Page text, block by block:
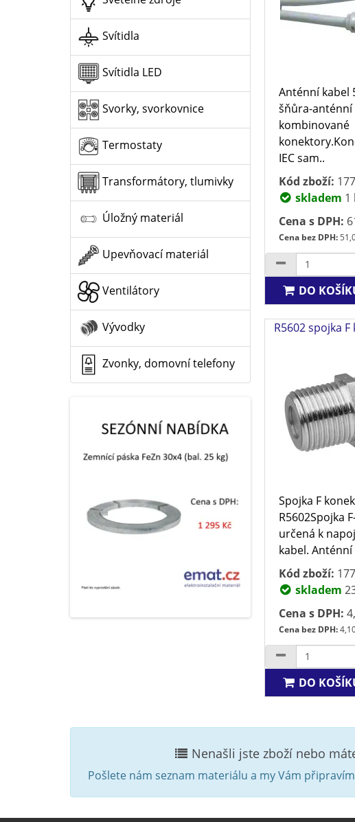
Svítidla
Svítidla LED
Svorky, svorkovnice
Termostaty
Transformátory, tlumivky
Úložný materiál
Upevňovací materiál
Ventilátory
Vývodky
Zvonky, domovní telefony
Anténní kabel
šňůra-anténní
kombinované
IEC sam..
Kód zboží:
skladem 1
Cena s DPH:
Cena bez DPH:
DO
R5602 spojka
Spojka F
R5602Spojka
určená k
kabel. Anténní
Kód zboží:
skladem
Cena s DPH:
Cena bez DPH:
DO
Nenašli jste zboží nebo
Pošlete nám seznam materiálu a my Vám